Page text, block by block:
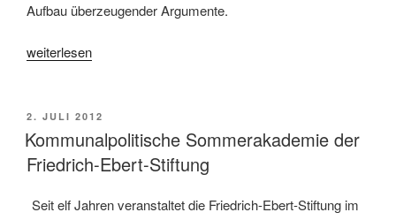
Aufbau überzeugender Argumente.
„Training
Kopf
bei
der
kommunalpolitischen
Sommerakademie“
weiterlesen
VERÖFFENTLICHT
AM
2. JULI 2012
Kommunalpolitische Sommerakademie der
Friedrich-Ebert-Stiftung
Seit elf Jahren veranstaltet die Friedrich-Ebert-Stiftung im